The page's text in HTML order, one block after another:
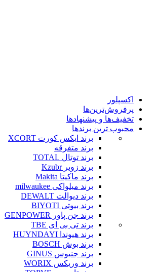
اکسپلور
پرفروش‌ترین‌ها
تخفیف‌ها و پیشنهادها
محبوب ترین برندها
برند ایکس کورت XCORT
برند متفرقه
برند توتال TOTAL
برند زوبر Kzubr
برند ماکیتا Makita
برند میلواکی milwaukee
برند دیوالت DEWALT
برند بیوتی BIYOTI
برند جن پاور GENPOWER
برند تی بی ای TBE
برند هیوندا HUYNDAYI
برند بوش BOSCH
برند جنیوس GINUS
برند وریکس WORIX